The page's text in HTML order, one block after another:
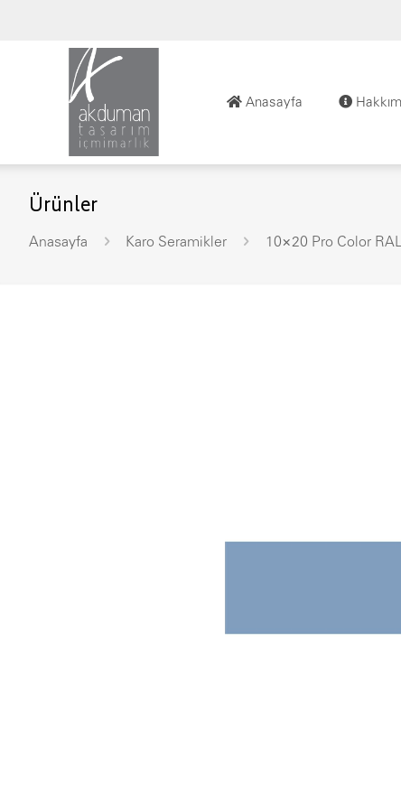
Anasayfa
Ürünler
Anasayfa Karo Seramikler 10×20 Pro Color